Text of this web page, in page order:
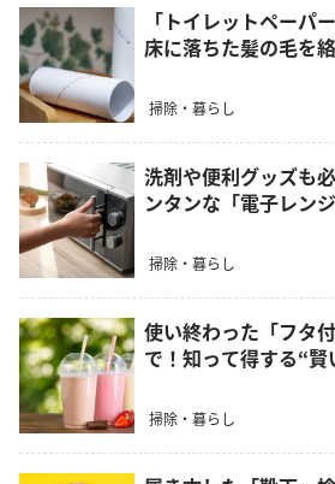
「トイレットペーパ
床に落ちた髪の毛を
掃除・暮らし
洗剤や便利グッズも
ンタンな「電子レンジ
掃除・暮らし
使い終わった「フタ
で！知って得する“賢
掃除・暮らし